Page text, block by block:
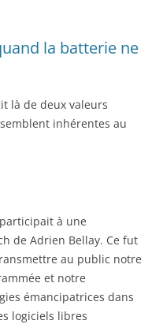
la batterie ne
là de deux valeurs
inhérentes au
participait à une
de Adrien Bellay. Ce fut
au public notre
et notre
émancipatrices dans
logiciels libres